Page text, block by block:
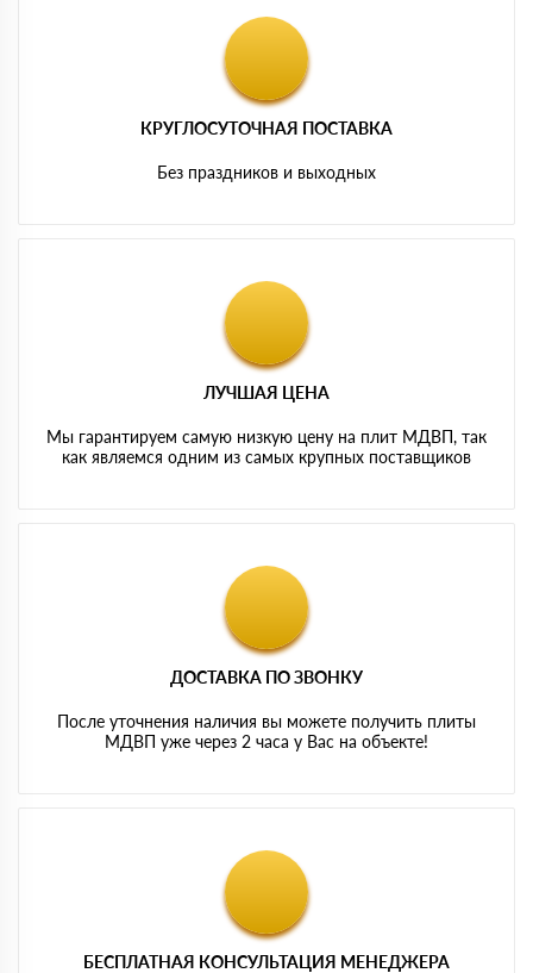
КРУГЛОСУТОЧНАЯ ПОСТАВКА
Без праздников и выходных
ЛУЧШАЯ ЦЕНА
Мы гарантируем самую низкую цену на плит МДВП, так
как являемся одним из самых крупных поставщиков
ДОСТАВКА ПО ЗВОНКУ
После уточнения наличия вы можете получить плиты
МДВП уже через 2 часа у Вас на объекте!
БЕСПЛАТНАЯ КОНСУЛЬТАЦИЯ МЕНЕДЖЕРА